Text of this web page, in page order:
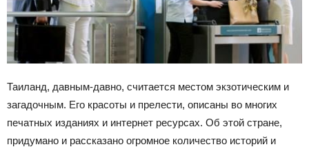
Таиланд, давным-давно, считается местом экзотическим и
загадочным. Его красоты и прелести, описаны во многих
печатных изданиях и интернет ресурсах. Об этой стране,
придумано и рассказано огромное количество историй и